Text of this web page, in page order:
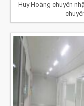
Huy Hoàng chuyên